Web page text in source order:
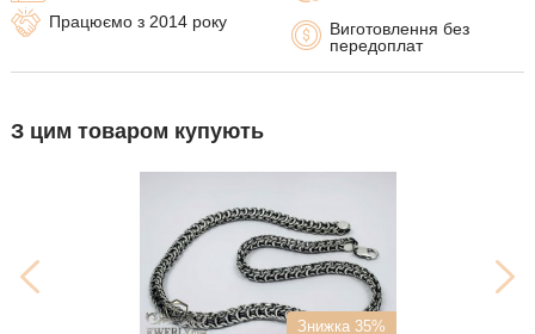
Виготовлення без
передоплат
Працюємо з 2014 року
З цим товаром купують
Знижка 35%